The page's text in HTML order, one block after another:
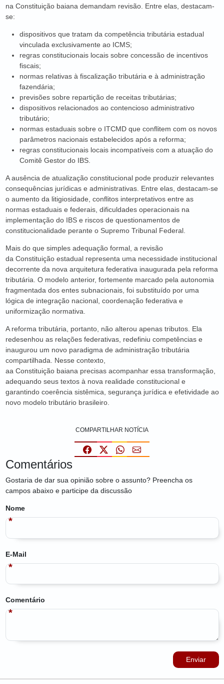
na Constituição baiana demandam revisão. Entre elas, destacam-
se:
dispositivos que tratam da competência tributária estadual
vinculada exclusivamente ao ICMS;
regras constitucionais locais sobre concessão de incentivos
fiscais;
normas relativas à fiscalização tributária e à administração
fazendária;
previsões sobre repartição de receitas tributárias;
dispositivos relacionados ao contencioso administrativo
tributário;
normas estaduais sobre o ITCMD que conflitem com os novos
parâmetros nacionais estabelecidos após a reforma;
regras constitucionais locais incompatíveis com a atuação do
Comitê Gestor do IBS.
A ausência de atualização constitucional pode produzir relevantes
consequências jurídicas e administrativas. Entre elas, destacam-se
o aumento da litigiosidade, conflitos interpretativos entre as
normas estaduais e federais, dificuldades operacionais na
implementação do IBS e riscos de questionamentos de
constitucionalidade perante o Supremo Tribunal Federal.
Mais do que simples adequação formal, a revisão
da Constituição estadual representa uma necessidade institucional
decorrente da nova arquitetura federativa inaugurada pela reforma
tributária. O modelo anterior, fortemente marcado pela autonomia
fragmentada dos entes subnacionais, foi substituído por uma
lógica de integração nacional, coordenação federativa e
uniformização normativa.
A reforma tributária, portanto, não alterou apenas tributos. Ela
redesenhou as relações federativas, redefiniu competências e
inaugurou um novo paradigma de administração tributária
compartilhada. Nesse contexto,
aa Constituição baiana precisas acompanhar essa transformação,
adequando seus textos à nova realidade constitucional e
garantindo coerência sistêmica, segurança jurídica e efetividade ao
novo modelo tributário brasileiro.
COMPARTILHAR NOTÍCIA
Comentários
Gostaria de dar sua opinião sobre o assunto? Preencha os
campos abaixo e participe da discussão
Nome
E-Mail
Comentário
Enviar